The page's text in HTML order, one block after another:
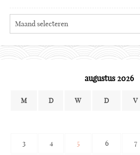
the
augustus 2026
M D W D V
3 4 5 6 7